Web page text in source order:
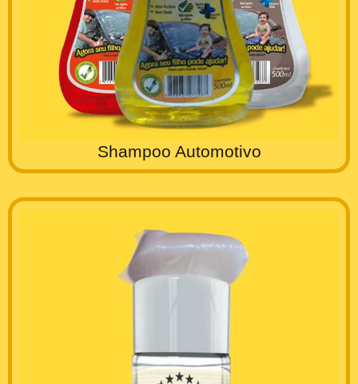
Shampoo Automotivo